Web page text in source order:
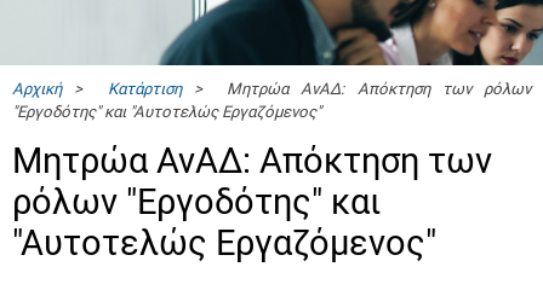
Αρχική> Κατάρτιση> Μητρώα ΑνΑΔ: Απόκτηση των ρόλων
"Εργοδότης" και "Αυτοτελώς Eργαζόμενος"
Μητρώα ΑνΑΔ: Απόκτηση των
ρόλων "Εργοδότης" και
"Αυτοτελώς Eργαζόμενος"